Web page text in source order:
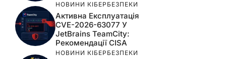
НОВИНИ КІБЕРБЕЗПЕКИ
Активна Експлуатація
CVE-2026-63077 У
JetBrains TeamCity:
Рекомендації CISA
НОВИНИ КІБЕРБЕЗПЕКИ